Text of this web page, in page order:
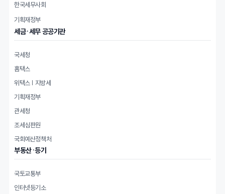
한국세무사회
기획재정부
세금·세무 공공기관
국세청
홈택스
위택스 | 지방세
기획재정부
관세청
조세심판원
국회예산정책처
부동산·등기
국토교통부
인터넷등기소